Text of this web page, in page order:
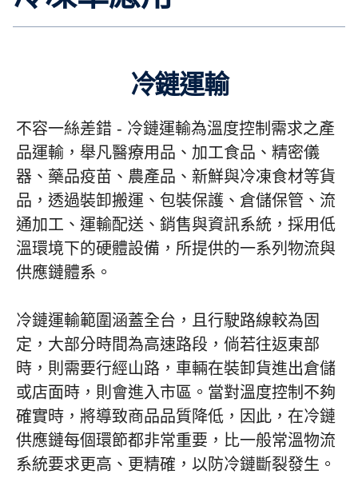
冷鏈運輸
不容一絲差錯 - 冷鏈運輸為溫度控制需求之產
品運輸，舉凡醫療用品、加工食品、精密儀
器、藥品疫苗、農產品、新鮮與冷凍食材等貨
品，透過裝卸搬運、包裝保護、倉儲保管、流
通加工、運輸配送、銷售與資訊系統，採用低
溫環境下的硬體設備，所提供的一系列物流與
供應鏈體系。
冷鏈運輸範圍涵蓋全台，且行駛路線較為固
定，大部分時間為高速路段，倘若往返東部
時，則需要行經山路，車輛在裝卸貨進出倉儲
或店面時，則會進入市區。當對溫度控制不夠
確實時，將導致商品品質降低，因此，在冷鏈
供應鏈每個環節都非常重要，比一般常溫物流
系統要求更高、更精確，以防冷鏈斷裂發生。